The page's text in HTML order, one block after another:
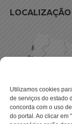
Utilizamos cookies
de serviços do estado
concorda com o uso
do portal. Ao clicar em
LOCALIZAÇÃO